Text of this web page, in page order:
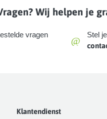
Wij helpen je
vragen
@
Stel
Klantendienst